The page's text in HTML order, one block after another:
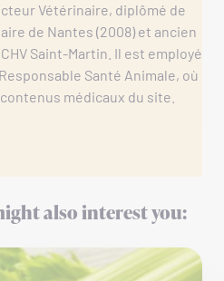
Vétérinaire, diplômé de
de Nantes (2008) et ancien
Saint-Martin. Il est employé
Santé Animale, où
médicaux du site.
also interest you: